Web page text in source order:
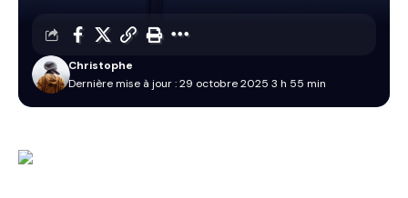
Dernière mise à jour : 29 octobre 2025 3 h 55 min
Christophe